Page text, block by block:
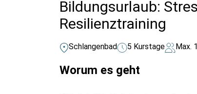
Bildungsurlaub:
Resilienztraining
Schlangenbad 5 Kurstage Max.
Worum es geht